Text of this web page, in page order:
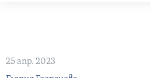
25 апр. 2023